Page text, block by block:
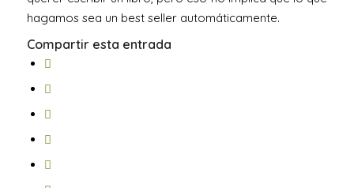
hagamos sea un best seller automáticamente.
Compartir esta entrada